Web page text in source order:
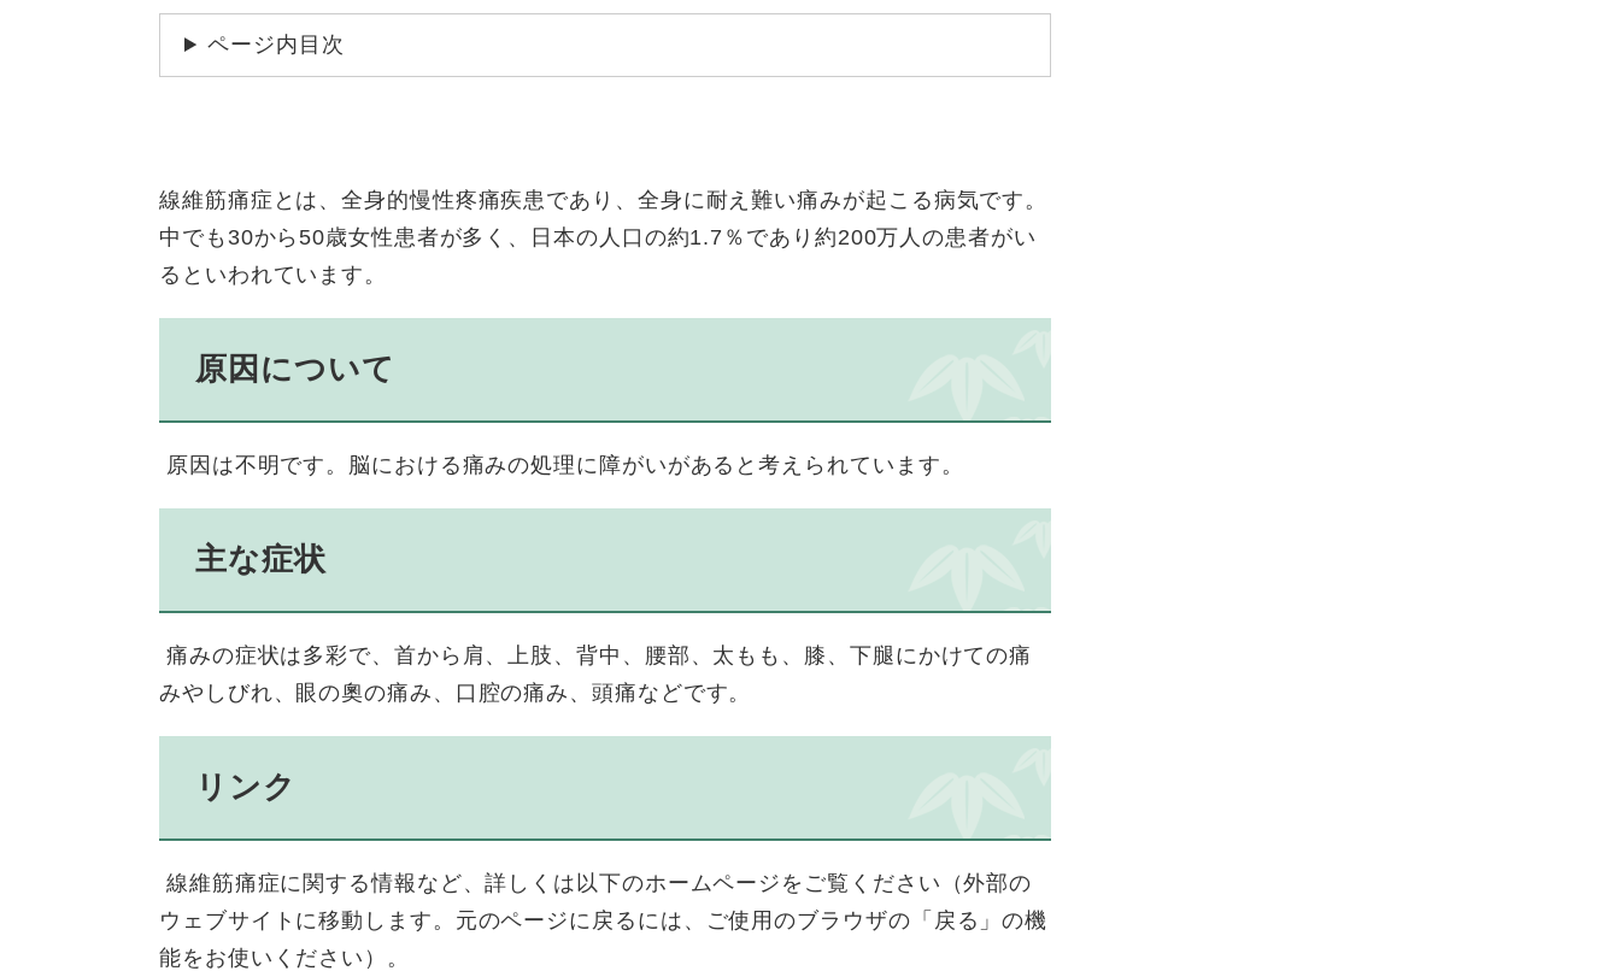
ページ内目次
線維筋痛症とは、全身的慢性疼痛疾患であり、全身に耐え難い痛みが起こる病気です。
中でも30から50歳女性患者が多く、日本の人口の約1.7％であり約200万人の患者がい
るといわれています。
原因について
原因は不明です。脳における痛みの処理に障がいがあると考えられています。
主な症状
痛みの症状は多彩で、首から肩、上肢、背中、腰部、太もも、膝、下腿にかけての痛
みやしびれ、眼の奧の痛み、口腔の痛み、頭痛などです。
リンク
線維筋痛症に関する情報など、詳しくは以下のホームページをご覧ください（外部の
ウェブサイトに移動します。元のページに戻るには、ご使用のブラウザの「戻る」の機
能をお使いください）。